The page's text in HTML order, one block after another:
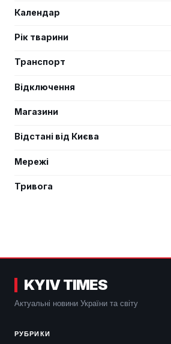
Календар
Рік тварини
Транспорт
Відключення
Магазини
Відстані від Києва
Мережі
Тривога
KYIV TIMES
Актуальні новини України та світу
РУБРИКИ